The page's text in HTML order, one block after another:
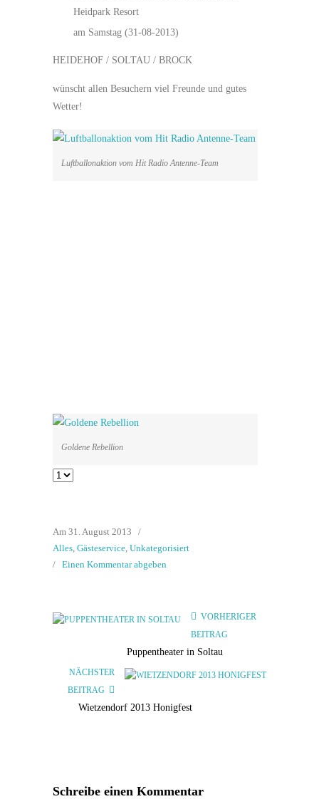
Heidpark Resort
am Samstag (31-08-2013)
HEIDEHOF / SOLTAU / BROCK
wünscht allen Besuchern viel Freunde und gutes
Wetter!
Luftballonaktion vom Hit Radio Antenne-Team
Goldene Rebellion
Am 31. August 2013
/
Alles, Gästeservice, Unkategorisiert
/ Einen Kommentar abgeben
VORHERIGER
BEITRAG
Puppentheater in Soltau
NÄCHSTER
BEITRAG
Wietzendorf 2013 Honigfest
Schreibe einen Kommentar